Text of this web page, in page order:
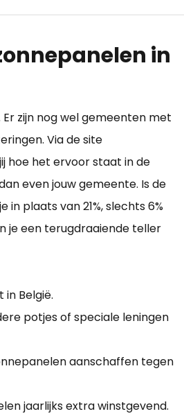
in
Er zijn nog wel gemeenten met
Via de site
hoe het ervoor staat in de
even jouw gemeente. Is de
plaats van 21%, slechts 6%
je een terugdraaiende teller
België.
potjes of speciale leningen
aanschaffen tegen
jaarlijks extra winstgevend.